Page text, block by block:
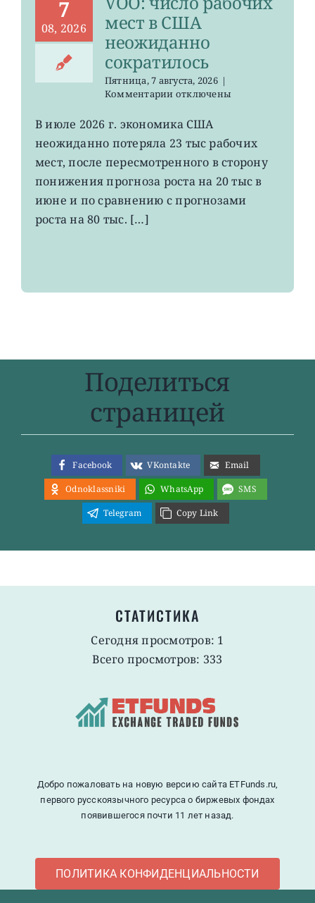
января
7
08, 2026
мест в США
неожиданно
сократилось
Пятница, 7 августа, 2026 |
Комментариик
VOO:
рабочих
мест
США
неожиданно
отключены
В июле 2026 г. экономика США
неожиданно потеряла 23 тыс рабочих
мест, после пересмотренного в сторону
понижения прогноза роста на 20 тыс в
июне и по сравнению с прогнозами
роста на 80 тыс. […]
Поделиться
страницей
Facebook VKontakte
Email
Odnoklassniki
WhatsApp
SMS
Telegram
Copy Link
СТАТИСТИКА
Сегодня просмотров: 1
Всего просмотров: 333
Добро пожаловать на новую версию сайта ETFunds.ru,
первого русскоязычного ресурса о биржевых фондах
появившегося почти 11 лет назад.
ПОЛИТИКА КОНФИДЕНЦИАЛЬНОСТИ